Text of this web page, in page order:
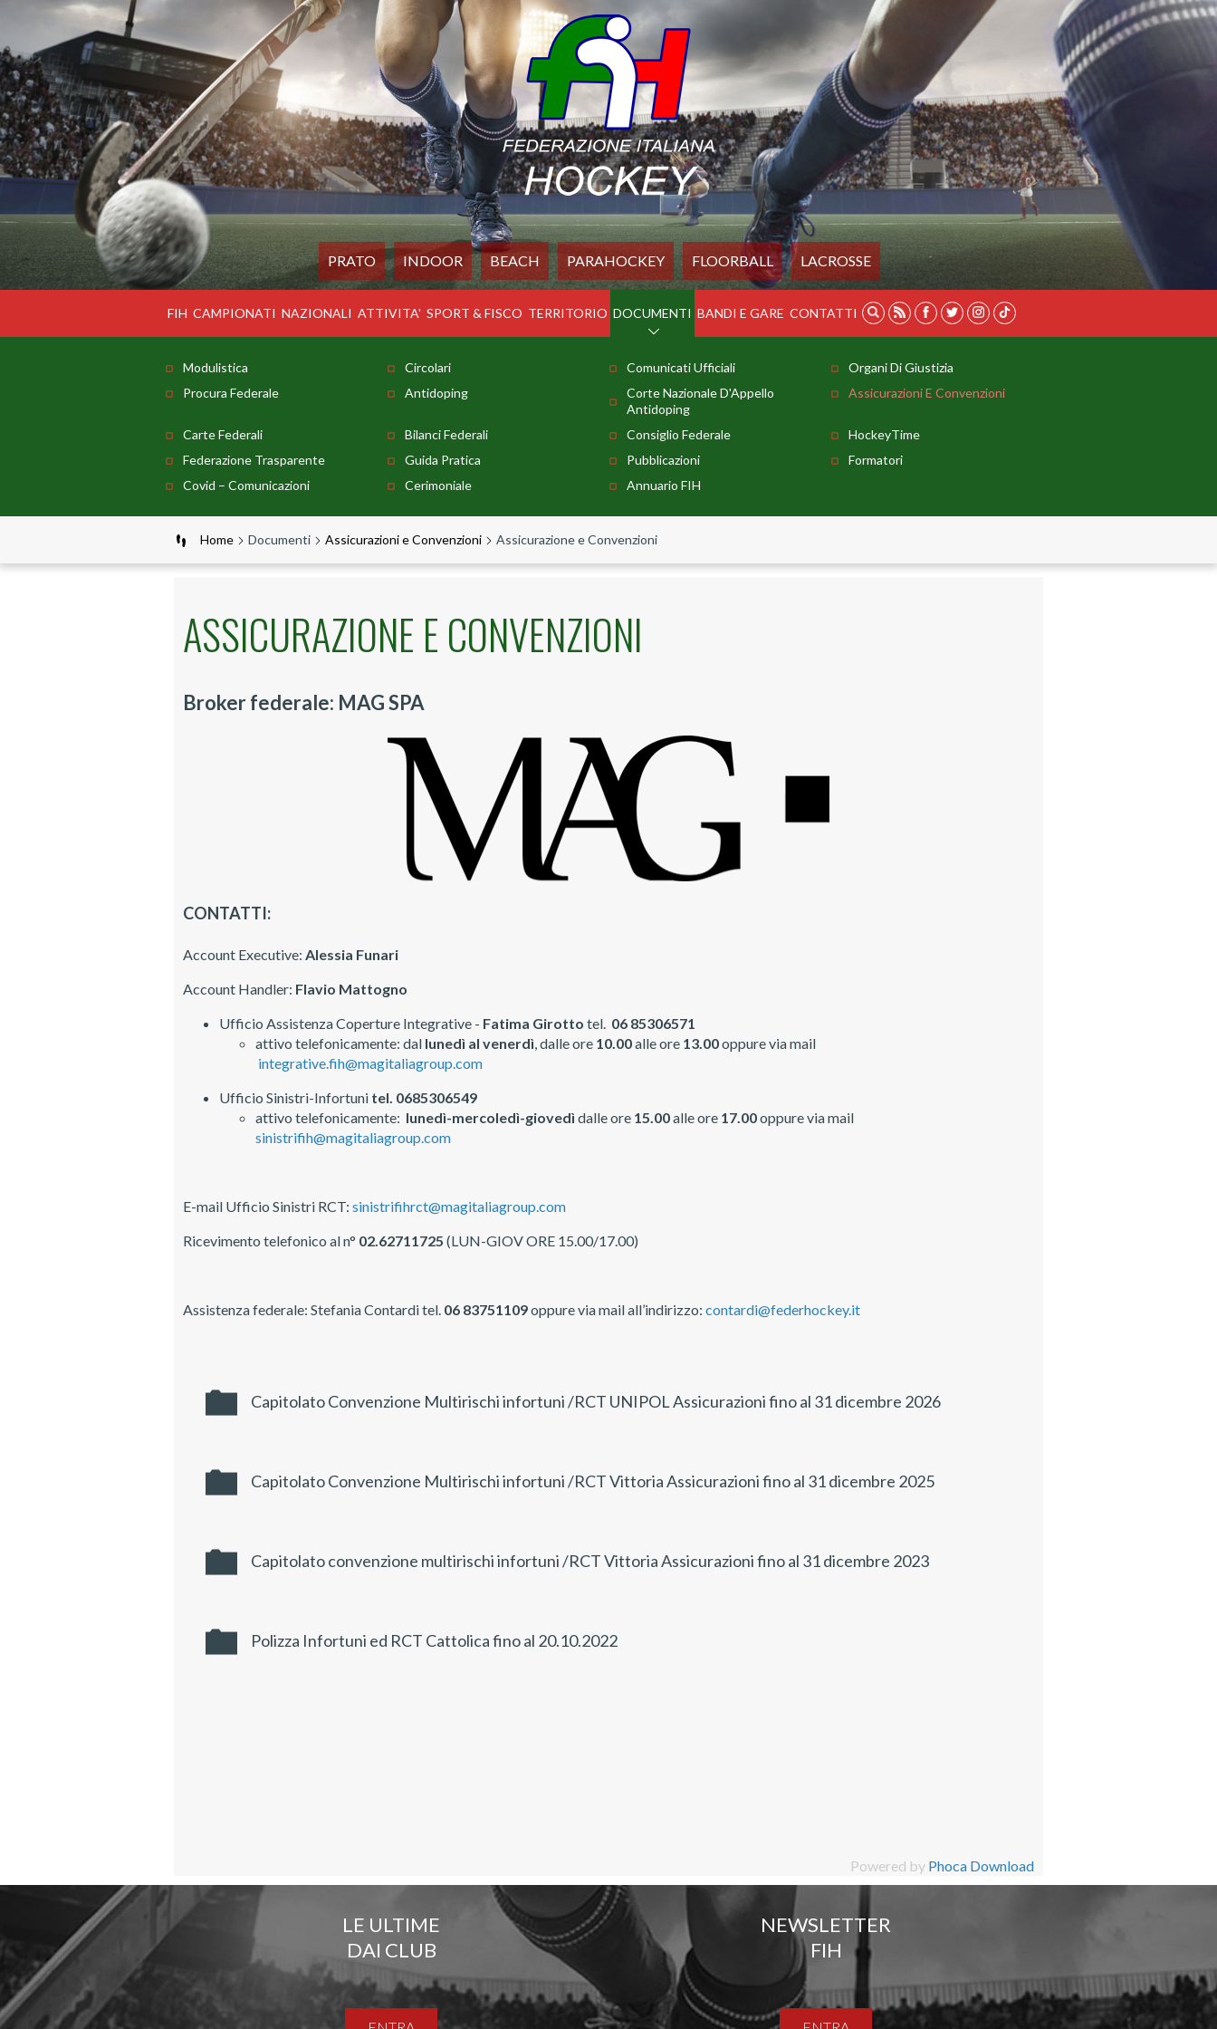
PRATO INDOOR BEACH PARAHOCKEY FLOORBALL LACROSSE
FIH CAMPIONATI NAZIONALI ATTIVITA' SPORT & FISCO TERRITORIO DOCUMENTI BANDI E GARE CONTATTI
Modulistica Circolari Comunicati Ufficiali
Organi Di Giustizia
Procura Federale
Antidoping
Corte Nazionale D'Appello
Antidoping
Assicurazioni E Convenzioni
Carte Federali Bilanci Federali Consiglio Federale
HockeyTime
Federazione Trasparente
Guida Pratica Pubblicazioni
Formatori
Covid – Comunicazioni
Cerimoniale Annuario FIH
Home Documenti Assicurazioni e Convenzioni Assicurazione e Convenzioni
ASSICURAZIONE E CONVENZIONI
Broker federale: MAG SPA
CONTATTI:
Account Executive: Alessia Funari
Account Handler: Flavio Mattogno
Ufficio Assistenza Coperture Integrative - Fatima Girotto tel. 06 85306571
attivo telefonicamente: dal lunedì al venerdì, dalle ore 10.00alle ore 13.00oppure via mail
integrative.fih@magitaliagroup.com
Ufficio Sinistri-Infortuni tel. 0685306549
attivo telefonicamente: lunedì-mercoledì-giovedì dalle ore 15.00alle ore 17.00oppure via mail
sinistrifih@magitaliagroup.com
E-mail Ufficio Sinistri RCT: sinistrifihrct@magitaliagroup.com
Ricevimento telefonico al n° 02.62711725 (LUN-GIOV ORE 15.00/17.00)
Assistenza federale: Stefania Contardi tel. 06 83751109oppure via mail all’indirizzo: contardi@federhockey.it
Capitolato Convenzione Multirischi infortuni /RCT UNIPOL Assicurazioni fino al 31 dicembre 2026
Capitolato Convenzione Multirischi infortuni /RCT Vittoria Assicurazioni fino al 31 dicembre 2025
Capitolato convenzione multirischi infortuni /RCT Vittoria Assicurazioni fino al 31 dicembre 2023
Polizza Infortuni ed RCT Cattolica fino al 20.10.2022
Powered by Phoca Download
LE ULTIME
DAI CLUB
NEWSLETTER
FIH